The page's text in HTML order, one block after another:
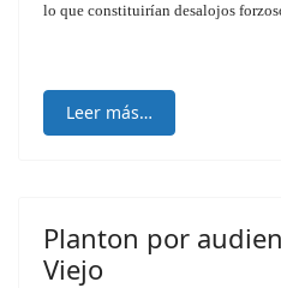
lo que constituirían desalojos
Leer más…
Planton por
Viejo